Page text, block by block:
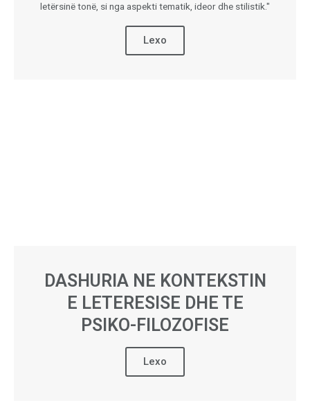
letërsinë tonë, si nga aspekti tematik, ideor dhe stilistik."
Lexo
DASHURIA NE KONTEKSTIN
E LETERESISE DHE TE
PSIKO-FILOZOFISE
Lexo